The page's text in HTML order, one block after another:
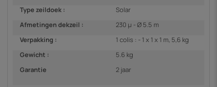
Type zeildoek :
Solar
Afmetingen dekzeil :
230 µ - Ø 5.5 m
Verpakking :
1 colis : - 1 x 1 x 1 m, 5,6 kg
Gewicht :
5.6 kg
Garantie
2 jaar